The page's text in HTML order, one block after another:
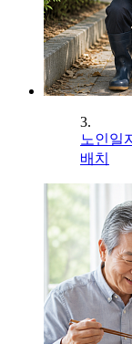
3.
노인일
배치